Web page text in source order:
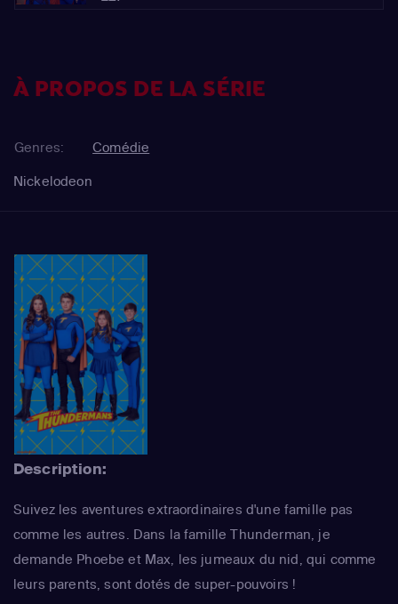
À PROPOS DE LA SÉRIE
Genres:
Comédie
Nickelodeon
Description:
Suivez les aventures extraordinaires d'une famille pas
comme les autres. Dans la famille Thunderman, je
demande Phoebe et Max, les jumeaux du nid, qui comme
leurs parents, sont dotés de super-pouvoirs !